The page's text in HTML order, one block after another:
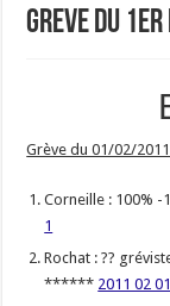
Greve du
Grève du 01/02/
Corneille : 100%
1
Rochat : ??
****** 2011 02